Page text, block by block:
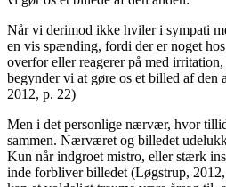
Når vi derimod ikke hviler i sympati
en vis spænding, fordi der er noget
overfor eller reagerer på med
begynder vi at gøre os et billed af den
2012, p. 22)
Men i det personlige nærvær, hvor
sammen. Nærværet og billedet
Kun når indgroet mistro, eller stærk
inde forbliver billedet (Løgstrup,